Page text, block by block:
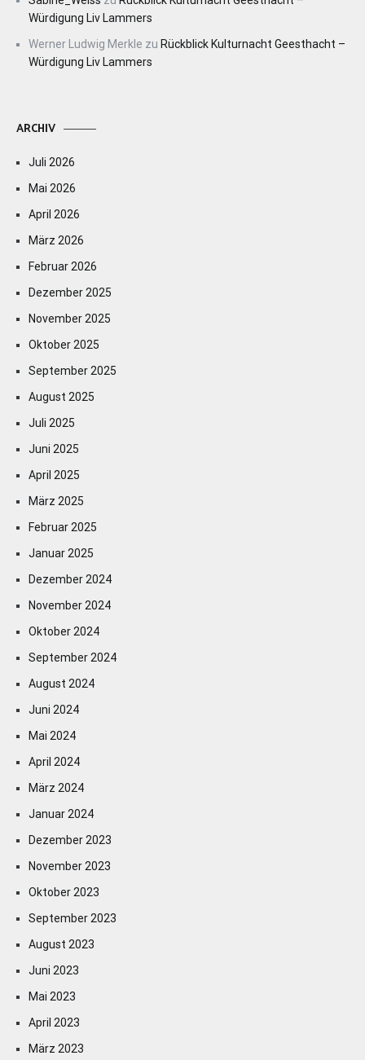
Würdigung Liv Lammers
Werner Ludwig Merkle zu Rückblick Kulturnacht Geesthacht –
Würdigung Liv Lammers
ARCHIV
Juli 2026
Mai 2026
April 2026
März 2026
Februar 2026
Dezember 2025
November 2025
Oktober 2025
September 2025
August 2025
Juli 2025
Juni 2025
April 2025
März 2025
Februar 2025
Januar 2025
Dezember 2024
November 2024
Oktober 2024
September 2024
August 2024
Juni 2024
Mai 2024
April 2024
März 2024
Januar 2024
Dezember 2023
November 2023
Oktober 2023
September 2023
August 2023
Juni 2023
Mai 2023
April 2023
März 2023